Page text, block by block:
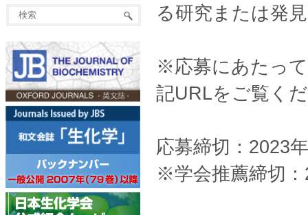
る研究または発
※応募にあたっ
記URLをご覧く
応募締切：2023
※学会推薦締切：